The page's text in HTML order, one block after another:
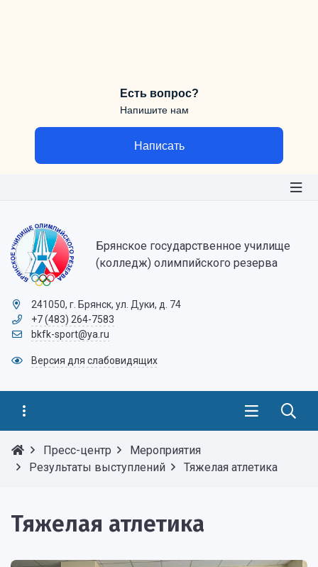
Есть вопрос?
Напишите нам
Написать
Брянское государственное училище
(колледж) олимпийского резерва
241050, г. Брянск, ул. Дуки, д. 74
+7 (483) 264-7583
bkfk-sport@ya.ru
Версия для слабовидящих
Пресс-центр
Мероприятия
Результаты выступлений
Тяжелая атлетика
Тяжелая атлетика